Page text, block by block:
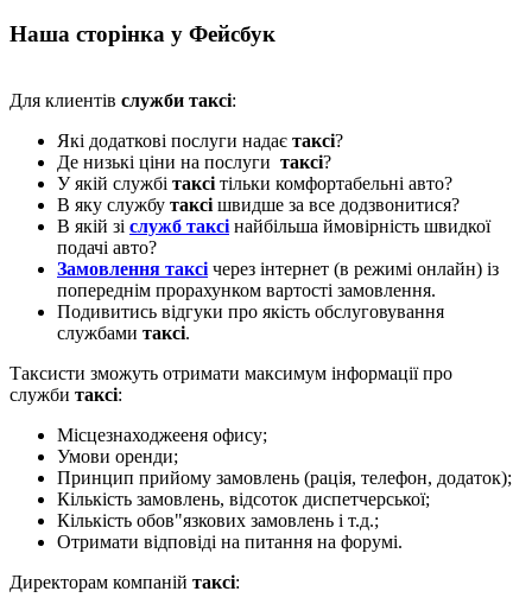
Наша сторінка у Фейсбук
Для клиентів служби таксі:
Які додаткові послуги надає таксі?
Де низькі ціни на послуги таксі?
У якій службі таксітільки комфортабельні авто?
В яку службу таксішвидше за все додзвонитися?
В якій зі служб таксі найбільша ймовірність швидкої
подачі авто?
Замовлення таксічерез інтернет (в режимі онлайн) із
попереднім прорахунком вартості замовлення.
Подивитись відгуки про якість обслуговування
службами таксі.
Таксисти зможуть отримати максимум інформації про
служби таксі:
Місцезнаходжееня офису;
Умови оренди;
Принцип прийому замовлень (рація, телефон, додаток);
Кількість замовлень, відсоток диспетчерської;
Кількість обов"язкових замовлень і т.д.;
Отримати відповіді на питання на форумі.
Директорам компаній таксі: